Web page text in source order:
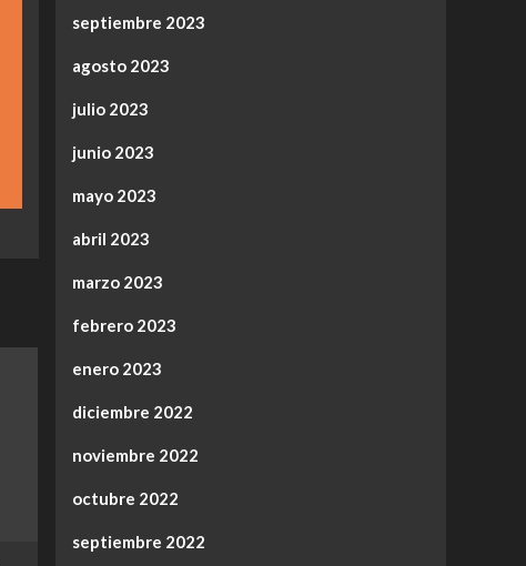
septiembre 2023
agosto 2023
julio 2023
junio 2023
mayo 2023
abril 2023
marzo 2023
febrero 2023
enero 2023
diciembre 2022
noviembre 2022
octubre 2022
septiembre 2022